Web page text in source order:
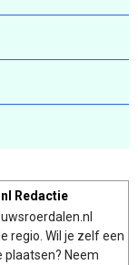
Redactie
regio. Wil je zelf een
Neem